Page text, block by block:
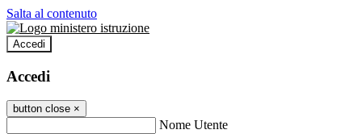
Salta al contenuto
Accedi
Accedi
button close ×
Nome Utente